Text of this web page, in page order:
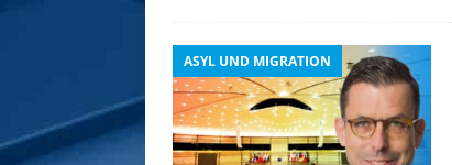
ASYL UND MIGRATION